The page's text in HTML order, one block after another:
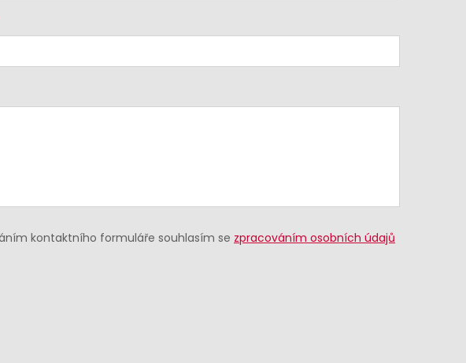
kontaktního formuláře souhlasím se zpracováním osobních údajů